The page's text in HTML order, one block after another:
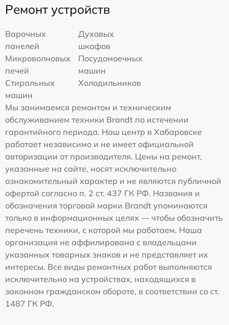
Ремонт устройств
Варочных
панелей
Духовых
шкафов
Микроволновых
печей
Посудомоечных
машин
Стиральных
машин
Холодильников
Мы занимаемся ремонтом и техническим
обслуживанием техники Brandt по истечении
гарантийного периода. Наш центр в Хабаровске
работает независимо и не имеет официальной
авторизации от производителя. Цены на ремонт,
указанные на сайте, носят исключительно
ознакомительный характер и не являются публичной
офертой согласно п. 2 ст. 437 ГК РФ. Названия и
обозначения торговой марки Brandt упоминаются
только в информационных целях — чтобы обозначить
перечень техники, с которой мы работаем. Наша
организация не аффилирована с владельцами
указанных товарных знаков и не представляет их
интересы. Все виды ремонтных работ выполняются
исключительно на устройствах, находящихся в
законном гражданском обороте, в соответствии со ст.
1487 ГК РФ.